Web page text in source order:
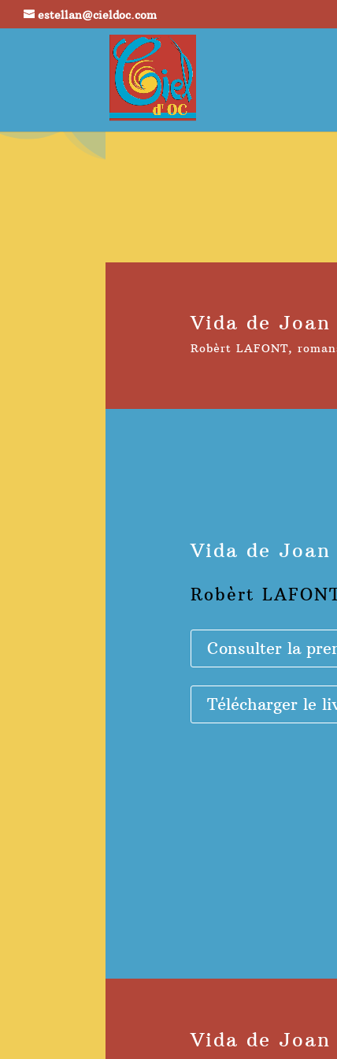
estellan@cieldoc.com
Vida de
Robèrt LAFONT,
Vida de
Robèrt
Consulter la
Télécharger le
Vida de